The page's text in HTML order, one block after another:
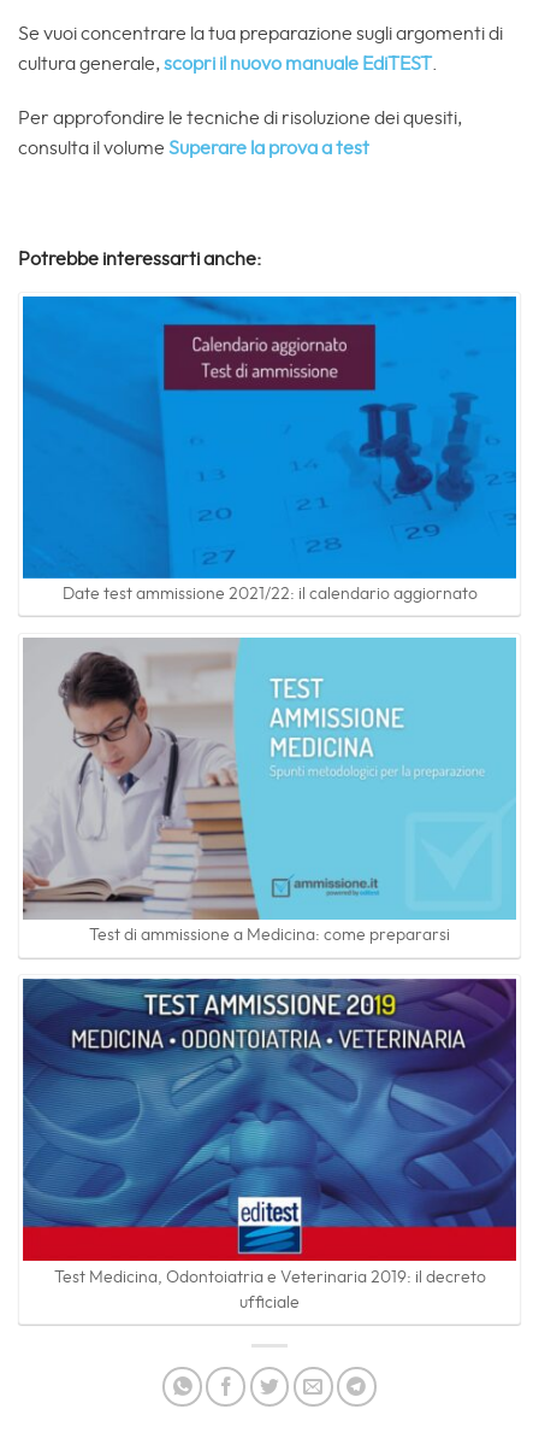
Se vuoi concentrare la tua preparazione sugli argomenti di
cultura generale, scopri il nuovo manuale EdiTEST.
Per approfondire le tecniche di risoluzione dei quesiti,
consulta il volume Superare la prova a test
Potrebbe interessarti anche:
Date test ammissione 2021/22: il calendario aggiornato
Test di ammissione a Medicina: come prepararsi
Test Medicina, Odontoiatria e Veterinaria 2019: il decreto
ufficiale